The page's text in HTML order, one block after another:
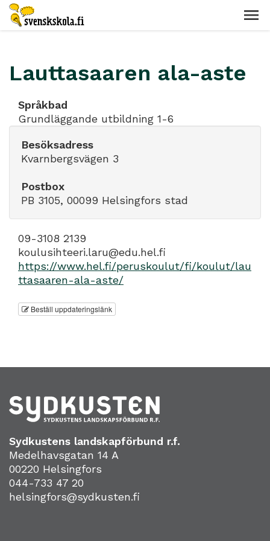
Lauttasaaren ala-aste
Språkbad
Grundläggande utbildning 1-6
Besöksadress
Kvarnbergsvägen 3
Postbox
PB 3105, 00099 Helsingfors stad
09-3108 2139
koulusihteeri.laru@edu.hel.fi
https://www.hel.fi/peruskoulut/fi/koulut/lau
ttasaaren-ala-aste/
Beställ uppdateringslänk
Sydkustens landskapförbund r.f.
Medelhavsgatan 14 A
00220 Helsingfors
044-733 47 20
helsingfors@sydkusten.fi